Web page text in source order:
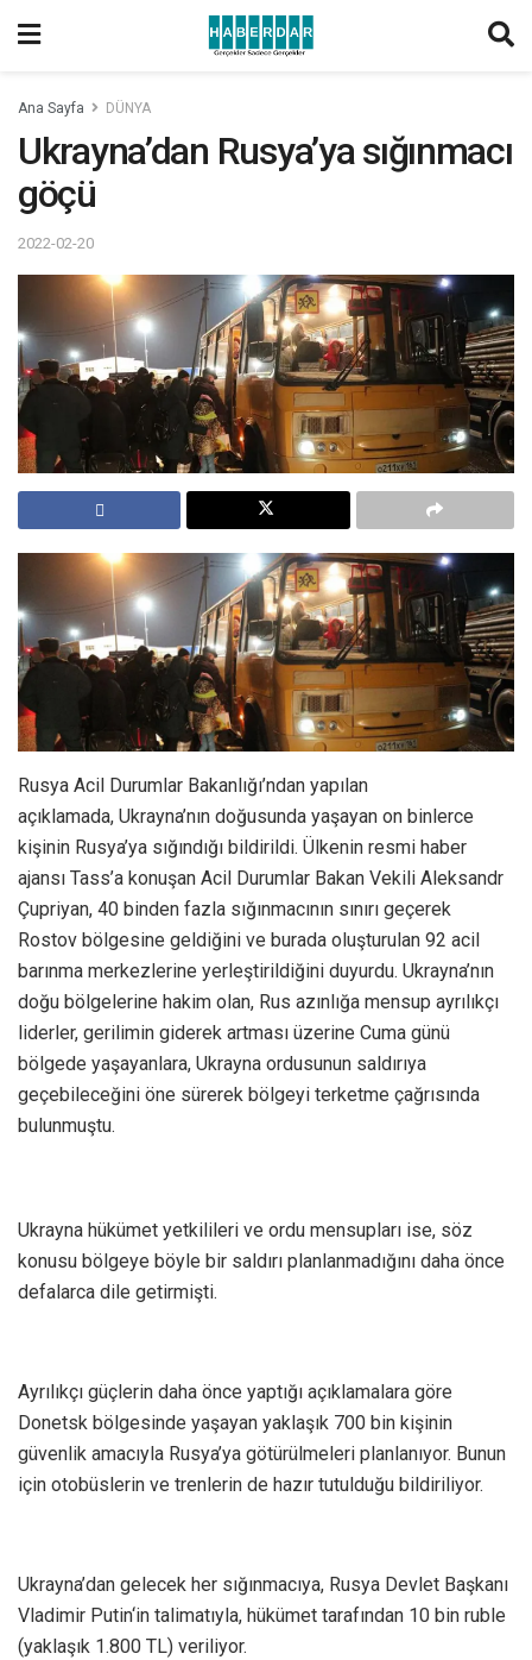
Ana Sayfa DÜNYA
Ukrayna’dan Rusya’ya sığınmacı
göçü
2022-02-20
Rusya Acil Durumlar Bakanlığı’ndan yapılan
açıklamada, Ukrayna’nın doğusunda yaşayan on binlerce
kişinin Rusya’ya sığındığı bildirildi. Ülkenin resmi haber
ajansı Tass’a konuşan Acil Durumlar Bakan Vekili Aleksandr
Çupriyan, 40 binden fazla sığınmacının sınırı geçerek
Rostov bölgesine geldiğini ve burada oluşturulan 92 acil
barınma merkezlerine yerleştirildiğini duyurdu. Ukrayna’nın
doğu bölgelerine hakim olan, Rus azınlığa mensup ayrılıkçı
liderler, gerilimin giderek artması üzerine Cuma günü
bölgede yaşayanlara, Ukrayna ordusunun saldırıya
geçebileceğini öne sürerek bölgeyi terketme çağrısında
bulunmuştu.
Ukrayna hükümet yetkilileri ve ordu mensupları ise, söz
konusu bölgeye böyle bir saldırı planlanmadığını daha önce
defalarca dile getirmişti.
Ayrılıkçı güçlerin daha önce yaptığı açıklamalara göre
Donetsk bölgesinde yaşayan yaklaşık 700 bin kişinin
güvenlik amacıyla Rusya’ya götürülmeleri planlanıyor. Bunun
için otobüslerin ve trenlerin de hazır tutulduğu bildiriliyor.
Ukrayna’dan gelecek her sığınmacıya, Rusya Devlet Başkanı
Vladimir Putin‘in talimatıyla, hükümet tarafından 10 bin ruble
(yaklaşık 1.800 TL) veriliyor.